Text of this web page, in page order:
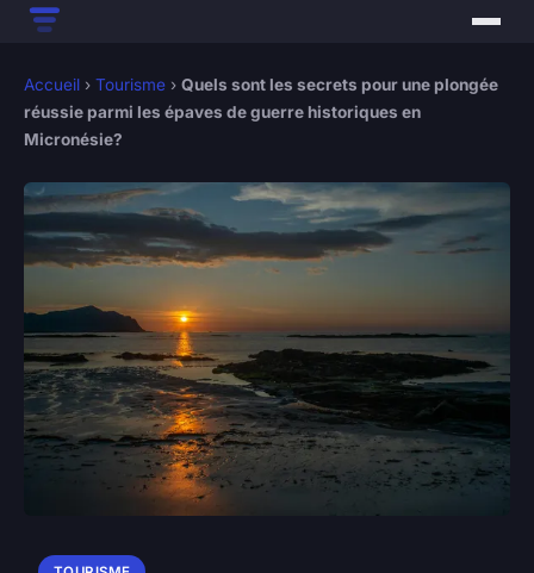
Accueil › Tourisme › Quels sont les secrets pour une plongée
réussie parmi les épaves de guerre historiques en
Micronésie?